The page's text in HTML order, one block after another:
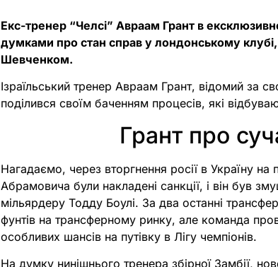
Екс-тренер “Челсі” Авраам Грант в
думками про стан справ у лондонському
Шевченком.
Ізраїльський тренер Авраам Грант, відомий за
поділився своїм баченням процесів, які
Грант про
Нагадаємо, через вторгнення росії в Україну
Абрамовича були накладені санкції, і він був
мільярдеру Тодду Боулі. За два останні
фунтів на трансферному ринку, але команда
особливих шансів на путівку в Лігу чемпіонів.
На думку нинішнього тренера збірної Замбії,